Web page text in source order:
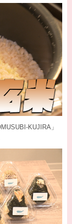
KUJIRA」